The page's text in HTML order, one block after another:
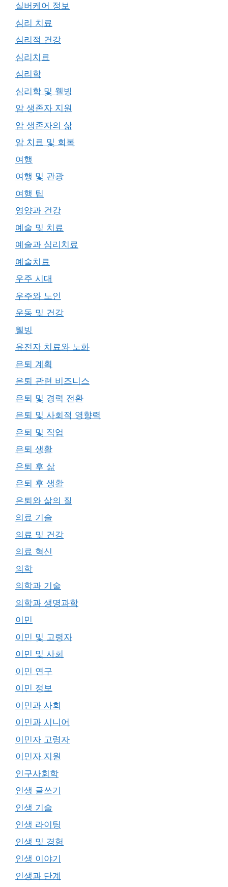
실버케어 정보
심리 치료
심리적 건강
심리치료
심리학
심리학 및 웰빙
암 생존자 지원
암 생존자의 삶
암 치료 및 회복
여행
여행 및 관광
여행 팁
영양과 건강
예술 및 치료
예술과 심리치료
예술치료
우주 시대
우주와 노인
운동 및 건강
웰빙
유전자 치료와 노화
은퇴 계획
은퇴 관련 비즈니스
은퇴 및 경력 전환
은퇴 및 사회적 영향력
은퇴 및 직업
은퇴 생활
은퇴 후 삶
은퇴 후 생활
은퇴와 삶의 질
의료 기술
의료 및 건강
의료 혁신
의학
의학과 기술
의학과 생명과학
이민
이민 및 고령자
이민 및 사회
이민 연구
이민 정보
이민과 사회
이민과 시니어
이민자 고령자
이민자 지원
인구사회학
인생 글쓰기
인생 기술
인생 라이팅
인생 및 경험
인생 이야기
인생과 단계